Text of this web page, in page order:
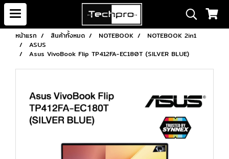
หน้าแรก สินค้าทั้งหมด NOTEBOOK
NOTEBOOK 2in1
ASUS
Asus VivoBook Flip TP412FA-EC180T (SILVER BLUE)